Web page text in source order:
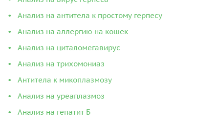
Анализ на антитела к простому герпесу
Анализ на аллергию на кошек
Анализ на циталомегавирус
Анализ на трихомониаз
Антитела к микоплазмозу
Анализ на уреаплазмоз
Анализ на гепатит Б